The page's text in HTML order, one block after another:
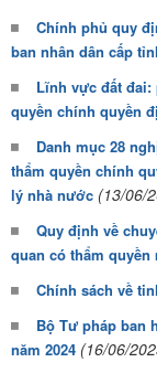
Chính phủ quy
ban nhân dân cấp
Lĩnh vực đất đai:
quyền chính quyền
Danh mục 28
thẩm quyền chính
lý nhà nước (13/06/
Quy định về
quan có thẩm quyền
Chính sách về
Bộ Tư pháp ban
năm 2024 (16/06/